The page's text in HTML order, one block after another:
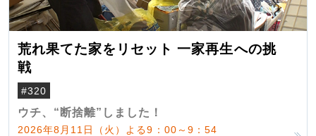
荒れ果てた家をリセット 一家再生への挑
戦
#320
ウチ、“断捨離”しました！
2026年8月11日（火）よる9：00～9：54